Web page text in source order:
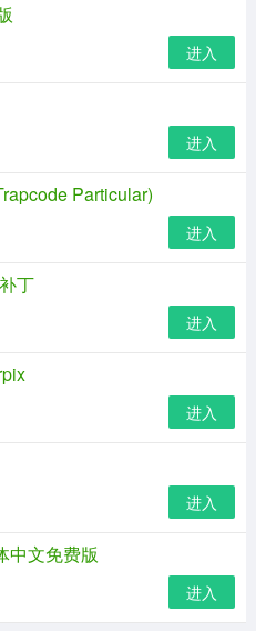
表情包选项，然后选择添加
进入
进入
Particular)
进入
丁
进入
进入
进入
中文免费版
进入